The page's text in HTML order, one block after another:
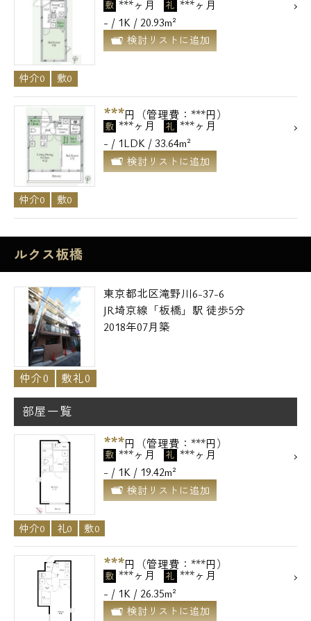
敷 ***ヶ月 礼 ***ヶ月
- / 1K / 20.93m²
検討リストに追加
仲介0 敷0
***円（管理費：***円）
敷 ***ヶ月 礼 ***ヶ月
- / 1LDK / 33.64m²
検討リストに追加
仲介0 敷0
ルクス板橋
東京都北区滝野川6-37-6
JR埼京線「板橋」駅 徒歩5分
2018年07月築
仲介0 敷礼0
部屋一覧
***円（管理費：***円）
敷 ***ヶ月 礼 ***ヶ月
- / 1K / 19.42m²
検討リストに追加
仲介0 礼0 敷0
***円（管理費：***円）
敷 ***ヶ月 礼 ***ヶ月
- / 1K / 26.35m²
検討リストに追加